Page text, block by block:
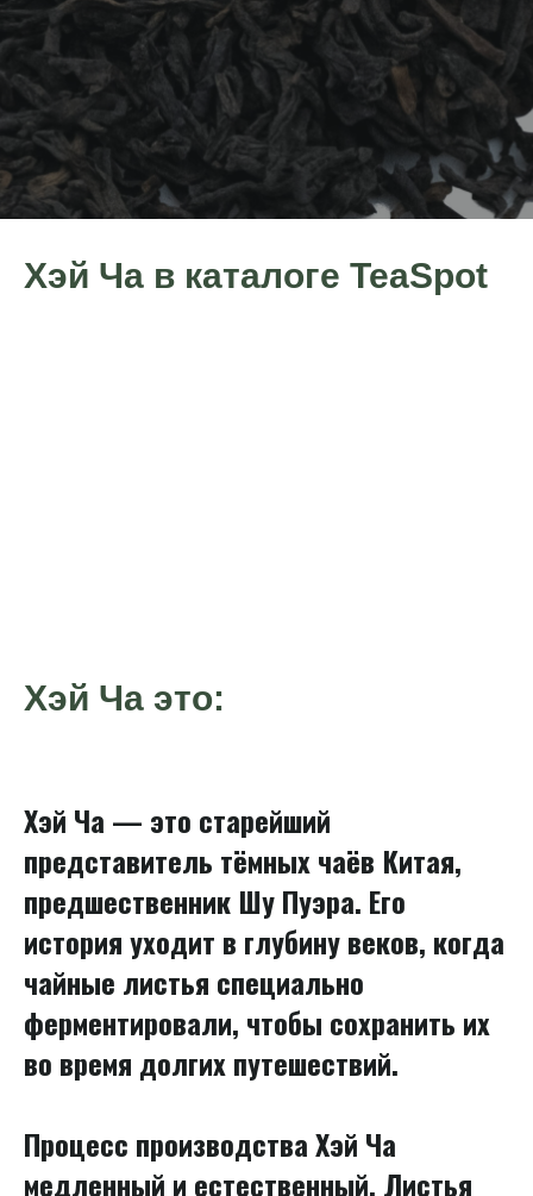
Хэй Ча в каталоге TeaSpot
Хэй Ча это:
Хэй Ча — это старейший
представитель тёмных чаёв Китая,
предшественник Шу Пуэра. Его
история уходит в глубину веков, когда
чайные листья специально
ферментировали, чтобы сохранить их
во время долгих путешествий.
Процесс производства Хэй Ча
медленный и естественный. Листья